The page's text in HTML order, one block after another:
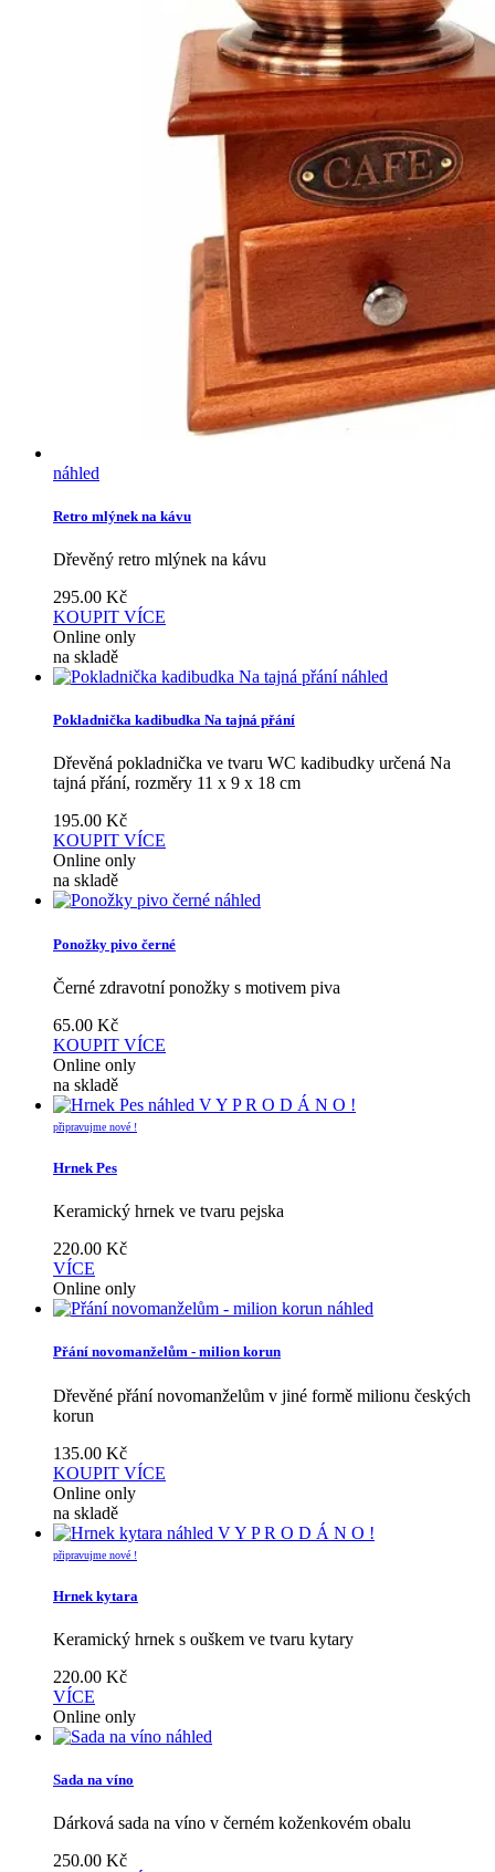
náhled
Retro mlýnek na kávu
Dřevěný retro mlýnek na kávu
295.00 Kč
KOUPIT VÍCE
Online only
na skladě
náhled
Pokladnička kadibudka Na tajná přání
Dřevěná pokladnička ve tvaru WC kadibudky určená Na
tajná přání, rozměry 11 x 9 x 18 cm
195.00 Kč
KOUPIT VÍCE
Online only
na skladě
náhled
Ponožky pivo černé
Černé zdravotní ponožky s motivem piva
65.00 Kč
KOUPIT VÍCE
Online only
na skladě
náhled V Y P R O D Á N O !
připravujme nové !
Hrnek Pes
Keramický hrnek ve tvaru pejska
220.00 Kč
VÍCE
Online only
náhled
Přání novomanželům - milion korun
Dřevěné přání novomanželům v jiné formě milionu českých
korun
135.00 Kč
KOUPIT VÍCE
Online only
na skladě
náhled V Y P R O D Á N O !
připravujme nové !
Hrnek kytara
Keramický hrnek s ouškem ve tvaru kytary
220.00 Kč
VÍCE
Online only
náhled
Sada na víno
Dárková sada na víno v černém koženkovém obalu
250.00 Kč